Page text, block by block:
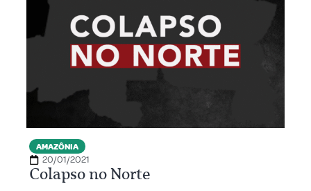
AMAZÔNIA
20/01/2021
Colapso no Norte